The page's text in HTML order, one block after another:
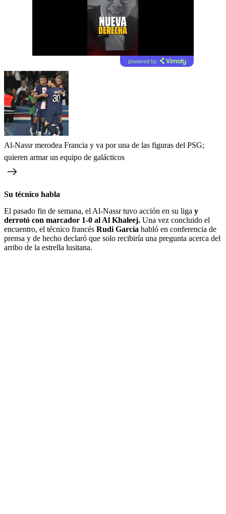
powered by
Al-Nassr merodea Francia y va por una de las figuras del PSG;
quieren armar un equipo de galácticos
Su técnico habla
El pasado fin de semana, el Al-Nassr tuvo acción en su liga y
derrotó con marcador 1-0 al Al Khaleej. Una vez concluido el
encuentro, el técnico francés Rudi García habló en conferencia de
prensa y de hecho declaró que solo recibiría una pregunta acerca del
arribo de la estrella lusitana.